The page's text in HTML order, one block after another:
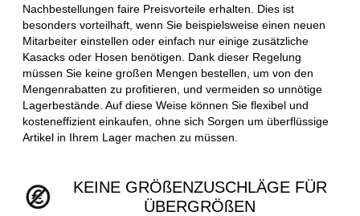
Nachbestellungen faire Preisvorteile erhalten. Dies ist
besonders vorteilhaft, wenn Sie beispielsweise einen neuen
Mitarbeiter einstellen oder einfach nur einige zusätzliche
Kasacks oder Hosen benötigen. Dank dieser Regelung
müssen Sie keine großen Mengen bestellen, um von den
Mengenrabatten zu profitieren, und vermeiden so unnötige
Lagerbestände. Auf diese Weise können Sie flexibel und
kosteneffizient einkaufen, ohne sich Sorgen um überflüssige
Artikel in Ihrem Lager machen zu müssen.
KEINE GRÖßENZUSCHLÄGE FÜR
ÜBERGRÖßEN